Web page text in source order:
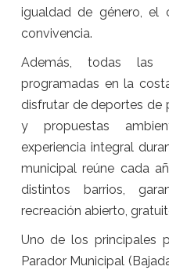
igualdad de género, el
convivencia.
Además, todas las
programadas en la
disfrutar de deportes de
y propuestas
experiencia integral
municipal reúne cada
distintos barrios,
recreación abierto,
Uno de los principales
Parador Municipal